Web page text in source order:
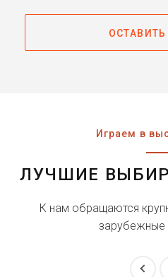
Играем в
ЛУЧШИЕ
К нам обращаются
зарубежные